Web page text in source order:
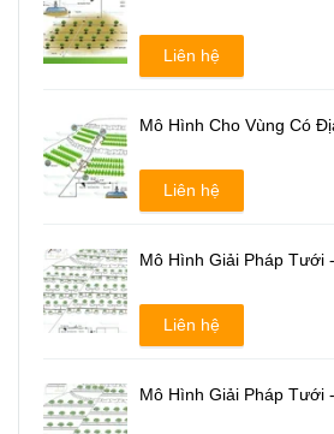
Liên hệ
Mô Hình Cho Vùng Có
Liên hệ
Mô Hình Giải Pháp Tưới
Liên hệ
Mô Hình Giải Pháp Tưới